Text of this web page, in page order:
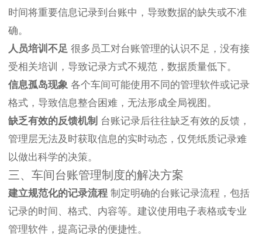
时间将重要信息记录到台账中，导致数据的缺失或不准
确。
人员培训不足 很多员工对台账管理的认识不足，没有接
受相关培训，导致记录方式不规范，数据质量低下。
信息孤岛现象 各个车间可能使用不同的管理软件或记录
格式，导致信息整合困难，无法形成全局视图。
缺乏有效的反馈机制 台账记录后往往缺乏有效的反馈，
管理层无法及时获取信息的实时动态，仅凭纸质记录难
以做出科学的决策。
三、车间台账管理制度的解决方案
建立规范化的记录流程 制定明确的台账记录流程，包括
记录的时间、格式、内容等。建议使用电子表格或专业
管理软件，提高记录的便捷性。